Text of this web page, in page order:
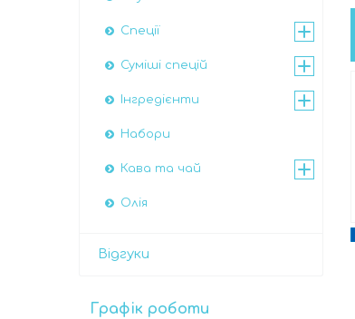
Спеції
Суміші спецій
Інгредієнти
Набори
Кава та чай
Олія
Відгуки
Графік роботи